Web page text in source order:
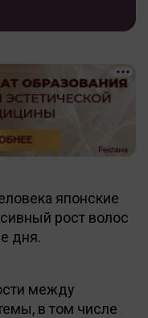
японские
рост волос
дня.
между
в том числе